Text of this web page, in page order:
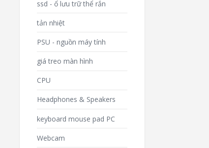
ssd - ổ lưu trữ thể rắn
tản nhiệt
PSU - nguồn máy tính
giá treo màn hình
CPU
Headphones & Speakers
keyboard mouse pad PC
Webcam